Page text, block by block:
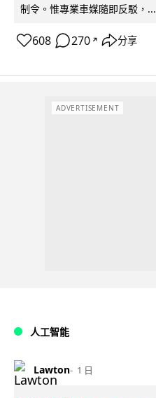
制令。惟專業車媒隨即反駁，...
608 270 ↗ 分享
ADVERTISEMENT
人工智能
Lawton 1 日